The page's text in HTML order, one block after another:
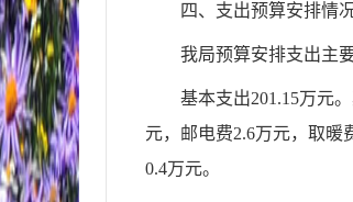
四、 支出预算安排情
我局预算安排支出主
基本支出201.15万元。
元，邮电费2.6万元，取暖
0.4万元。